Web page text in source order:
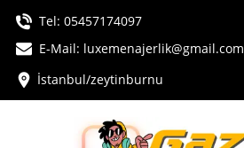
Tel: 05457174097
E-Mail: luxemenajerlik@gmail.com
İstanbul/zeytinburnu